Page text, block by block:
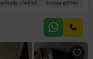
इन्वेस्टमेंट ऑपर्चूनिटी टेस्टफुल इंटीरियर्स